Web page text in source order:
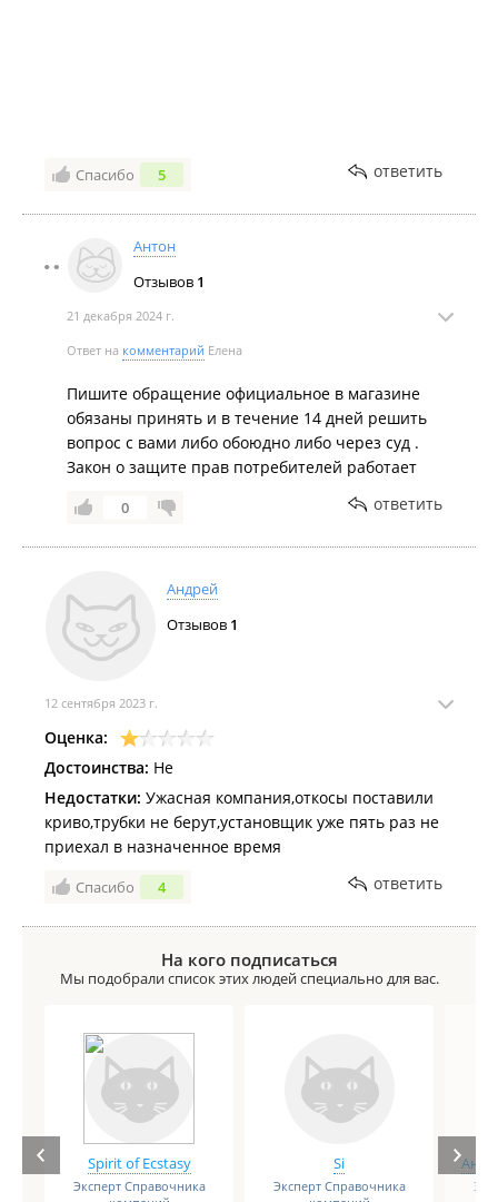
Спасибо 5 ответить
Антон
Отзывов 1
21 декабря 2024 г.
Ответ на комментарий Елена
Пишите обращение официальное в магазине
обязаны принять и в течение 14 дней решить
вопрос с вами либо обоюдно либо через суд .
Закон о защите прав потребителей работает
0 ответить
Андрей
Отзывов 1
12 сентября 2023 г.
Оценка:
Достоинства: Не
Недостатки: Ужасная компания,откосы поставили
криво,трубки не берут,установщик уже пять раз не
приехал в назначенное время
Спасибо 4 ответить
На кого подписаться
Мы подобрали список этих людей специально для вас.
Spirit of Ecstasy
Эксперт Справочника
Si
Эксперт Справочника